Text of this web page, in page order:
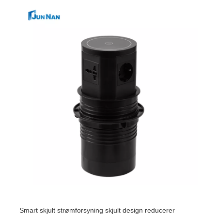
Smart skjult strømforsyning skjult design reducerer